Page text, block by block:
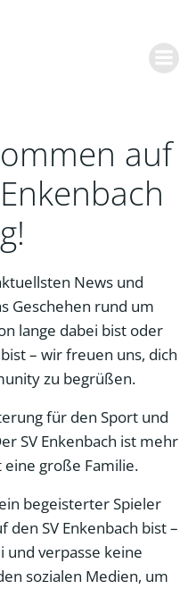
auf
News und
Geschehen rund um
lange dabei bist oder
– wir freuen uns, dich
zu begrüßen.
für den Sport und
SV Enkenbach ist mehr
große Familie.
begeisterter Spieler
SV Enkenbach bist –
und verpasse keine
sozialen Medien, um